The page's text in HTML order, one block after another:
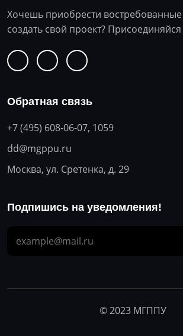
Хочешь приобрести
создать свой проект?
Обратная связь
+7 (495) 608-06-07, 1059
dd@mgppu.ru
Москва, ул. Сретенка, д. 29
Подпишись на уведомления!
© 2023 МГППУ